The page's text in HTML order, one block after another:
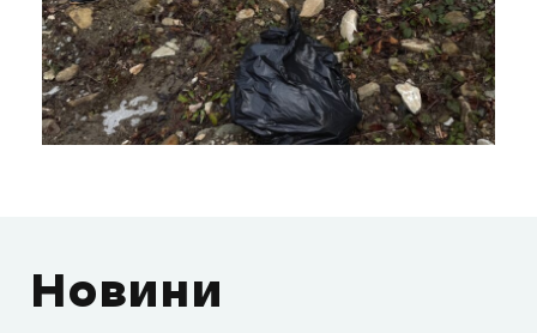
Новини